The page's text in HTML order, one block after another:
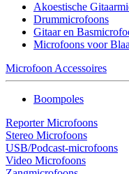
Akoestische
Drummicrofoons
Gitaar en
Microfoons voor
Microfoon Accessoires
Boompoles
Reporter Microfoons
Stereo Microfoons
USB/Podcast-microfoons
Video Microfoons